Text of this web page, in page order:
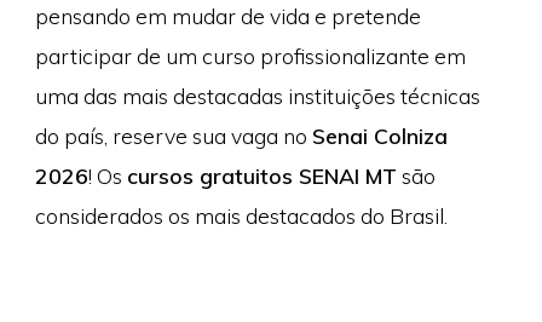
pensando em mudar de vida e pretende
participar de um curso profissionalizante em
uma das mais destacadas instituições técnicas
do país, reserve sua vaga no Senai Colniza
2026! Os cursos gratuitos SENAI MT são
considerados os mais destacados do Brasil.